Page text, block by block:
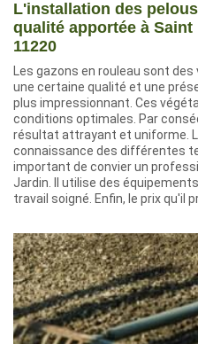
L'installation des
qualité apportée à
11220
Les gazons en rouleau sont
une certaine qualité et une
plus impressionnant. Ces
conditions optimales. Par
résultat attrayant et uniforme.
connaissance des différentes
important de convier un
Jardin. Il utilise des
travail soigné. Enfin, le prix qu'il